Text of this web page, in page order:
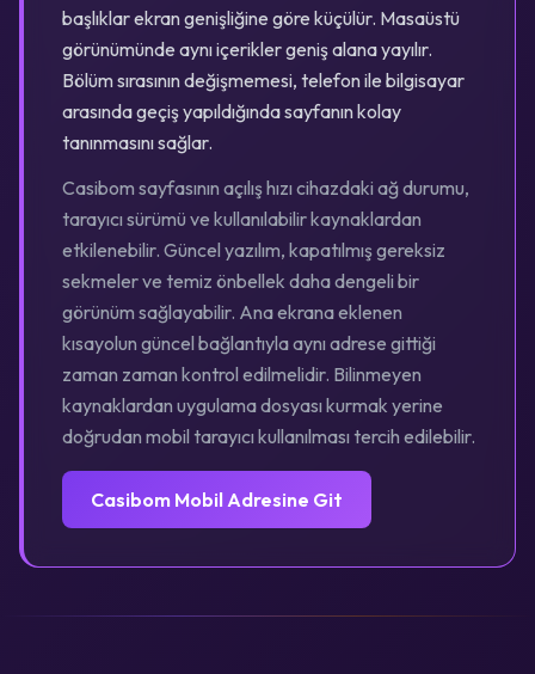
başlıklar ekran genişliğine göre küçülür. Masaüstü
görünümünde aynı içerikler geniş alana yayılır.
Bölüm sırasının değişmemesi, telefon ile bilgisayar
arasında geçiş yapıldığında sayfanın kolay
tanınmasını sağlar.
Casibom sayfasının açılış hızı cihazdaki ağ durumu,
tarayıcı sürümü ve kullanılabilir kaynaklardan
etkilenebilir. Güncel yazılım, kapatılmış gereksiz
sekmeler ve temiz önbellek daha dengeli bir
görünüm sağlayabilir. Ana ekrana eklenen
kısayolun güncel bağlantıyla aynı adrese gittiği
zaman zaman kontrol edilmelidir. Bilinmeyen
kaynaklardan uygulama dosyası kurmak yerine
doğrudan mobil tarayıcı kullanılması tercih edilebilir.
Casibom Mobil Adresine Git